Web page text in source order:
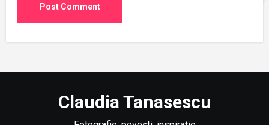
Claudia Tanasescu